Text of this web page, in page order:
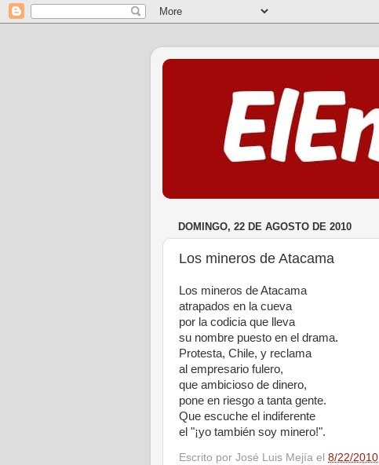
DOMINGO, 22 DE AGOSTO DE 2010
Los mineros de Atacama
Los mineros de Atacama
atrapados en la cueva
por la codicia que lleva
su nombre puesto en el drama.
Protesta, Chile, y reclama
al empresario fulero,
que ambicioso de dinero,
pone en riesgo a tanta gente.
Que escuche el indiferente
el "¡yo también soy minero!".
Escrito por José Luis Mejía el 8/22/2010